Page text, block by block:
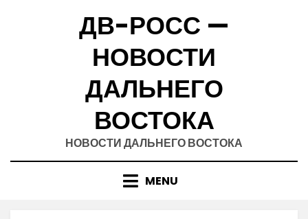
ДВ-РОСС —
НОВОСТИ
ДАЛЬНЕГО
ВОСТОКА
НОВОСТИ ДАЛЬНЕГО ВОСТОКА
MENU